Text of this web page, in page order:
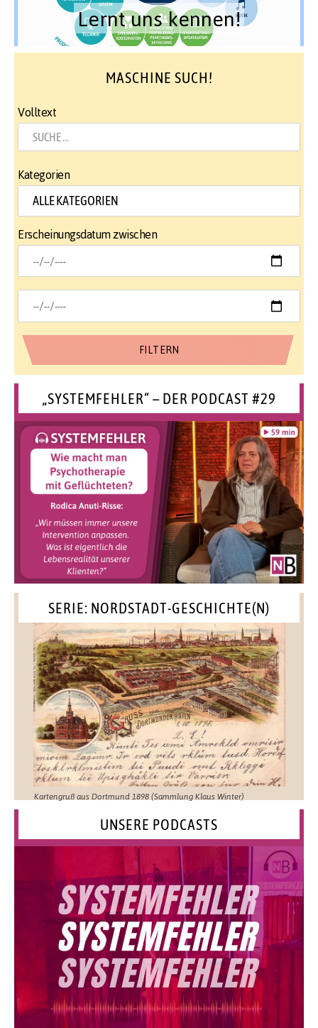
Lernt uns kennen!
MASCHINE SUCH!
Volltext
Kategorien
Erscheinungsdatum zwischen
„SYSTEMFEHLER“ – DER PODCAST #29
SERIE: NORDSTADT-GESCHICHTE(N)
Kartengruß aus Dortmund 1898 (Sammlung Klaus Winter)
UNSERE PODCASTS